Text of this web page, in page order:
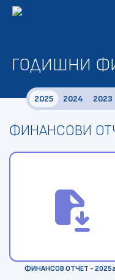
ГОДИШНИ
2025 2024 2023
ФИНАНСОВИ
file_save
ФИНАНСОВ ОТЧЕТ -